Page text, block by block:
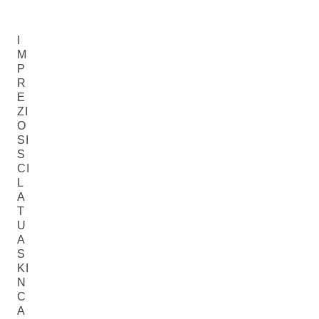
M
P
R
E
ZI
O
SI
S
CI
L
A
T
U
A
S
KI
N
C
A